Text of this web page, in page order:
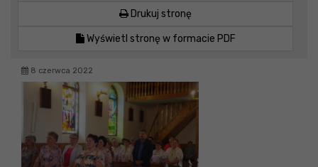
Drukuj stronę
Wyświetl stronę w formacie PDF
8 czerwca 2022